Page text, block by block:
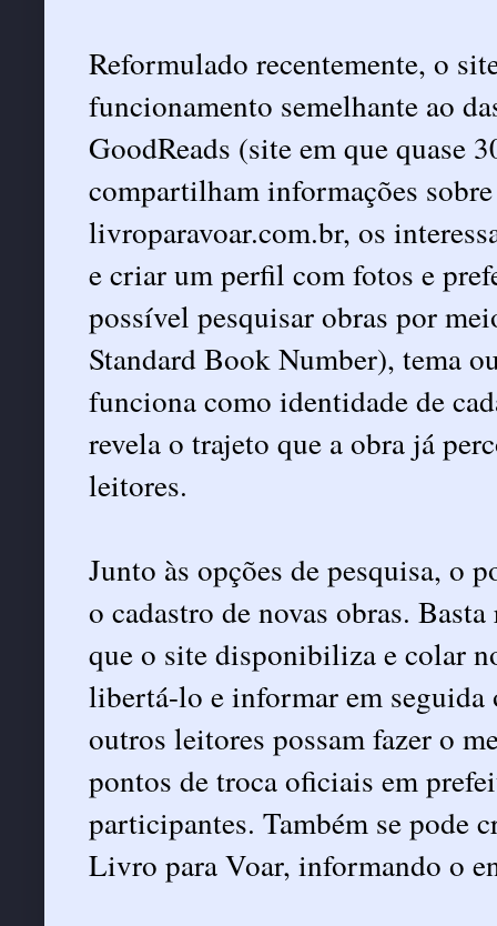
Reformulado recentemente, o
funcionamento semelhante ao
GoodReads (site em que quase
compartilham informações
livroparavoar.com.br, os
e criar um perfil com fotos e
possível pesquisar obras por
Standard Book Number), tema
funciona como identidade de
revela o trajeto que a obra já
leitores.
Junto às opções de pesquisa, o
o cadastro de novas obras.
que o site disponibiliza e colar
libertá-lo e informar em
outros leitores possam fazer o
pontos de troca oficiais em
participantes. Também se pode
Livro para Voar, informando o